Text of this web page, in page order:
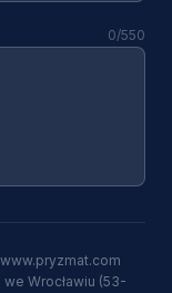
0/550
Wrocławiu (53-